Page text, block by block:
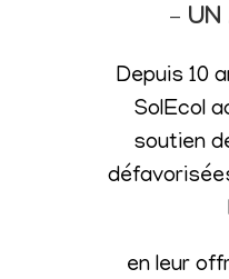
–
Depuis 10
SolEcol
soutien
en leur